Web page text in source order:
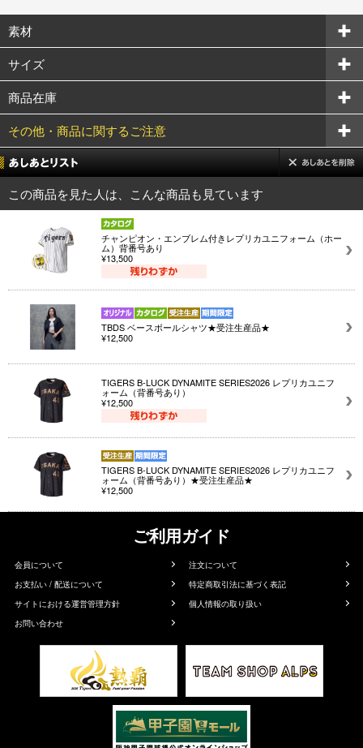
素材
サイズ
商品在庫
その他・商品に関するご注意
この商品を見た人は、こんな商品も見ています
チャンピオン・エンブレム付きレプリカユニフォーム（ホー
ム）背番号あり
¥13,500
TBDS ベースボールシャツ★受注生産品★
¥12,500
TIGERS B-LUCK DYNAMITE SERIES2026 レプリカユニフ
ォーム（背番号あり）
¥12,500
TIGERS B-LUCK DYNAMITE SERIES2026 レプリカユニフ
ォーム（背番号あり）★受注生産品★
¥12,500
ご利用ガイド
会員について
注文について
お支払い / 配送について
特定商取引法に基づく表記
サイトにおける運営管理方針
個人情報の取り扱い
お問い合わせ